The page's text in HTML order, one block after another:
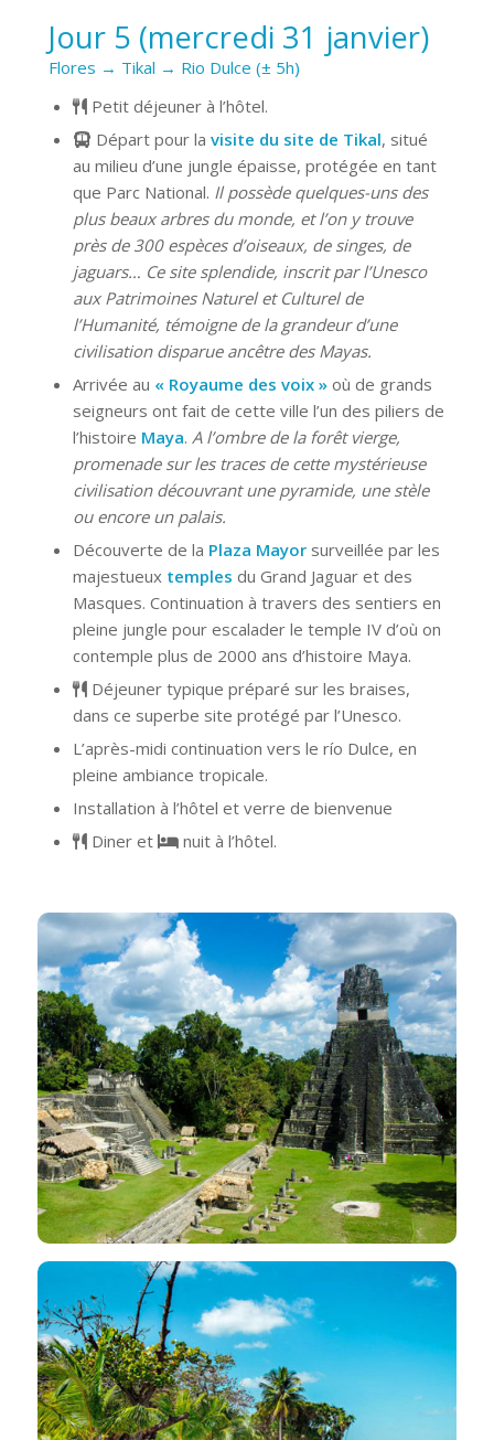
Jour 5 (mercredi 31 janvier)
Flores → Tikal → Rio Dulce (± 5h)
Petit déjeuner à l’hôtel.
Départ pour la visite du site de Tikal, situé
au milieu d’une jungle épaisse, protégée en tant
que Parc National. Il possède quelques-uns des
plus beaux arbres du monde, et l’on y trouve
près de 300 espèces d’oiseaux, de singes, de
jaguars… Ce site splendide, inscrit par l’Unesco
aux Patrimoines Naturel et Culturel de
l’Humanité, témoigne de la grandeur d’une
civilisation disparue ancêtre des Mayas.
Arrivée au « Royaume des voix »où de grands
seigneurs ont fait de cette ville l’un des piliers de
l’histoire Maya. A l’ombre de la forêt vierge,
promenade sur les traces de cette mystérieuse
civilisation découvrant une pyramide, une stèle
ou encore un palais.
Découverte de la Plaza Mayorsurveillée par les
majestueux temples du Grand Jaguar et des
Masques. Continuation à travers des sentiers en
pleine jungle pour escalader le temple IV d’où on
contemple plus de 2000 ans d’histoire Maya.
Déjeuner typique préparé sur les braises,
dans ce superbe site protégé par l’Unesco.
L’après-midi continuation vers le río Dulce, en
pleine ambiance tropicale.
Installation à l’hôtel et verre de bienvenue
Diner et
nuit à l’hôtel.